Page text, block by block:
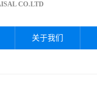
CO.LTD
关于我们